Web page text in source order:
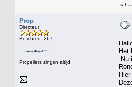
«
Prop
Directeur
Berichten: 267
Propellers zingen altijd
Het
Nu